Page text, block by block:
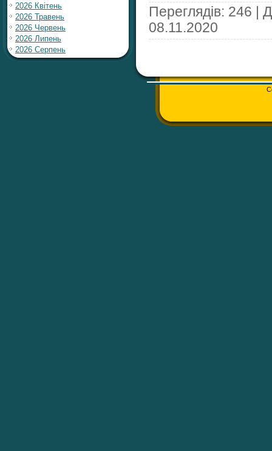
2026 Квітень
2026 Травень
2026 Червень
2026 Липень
2026 Серпень
Переглядів: 246 |
08.11.2020